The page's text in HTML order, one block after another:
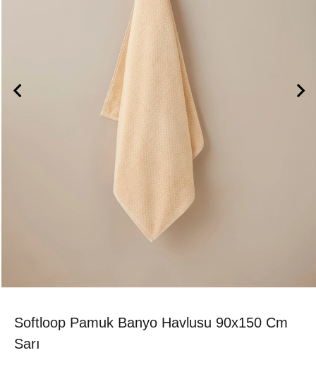
Softloop Pamuk Banyo Havlusu 90x150 Cm
Sarı